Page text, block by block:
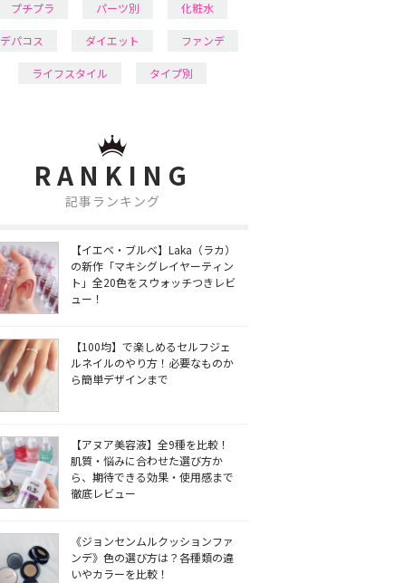
プチプラ パーツ別 化粧水
デパコス ダイエット ファンデ
ライフスタイル タイプ別
RANKING
記事ランキング
【イエベ・ブルベ】Laka（ラカ）
の新作「マキシグレイヤーティン
ト」全20色をスウォッチつきレビ
ュー！
【100均】で楽しめるセルフジェ
ルネイルのやり方！必要なものか
ら簡単デザインまで
【アヌア美容液】全9種を比較！
肌質・悩みに合わせた選び方か
ら、期待できる効果・使用感まで
徹底レビュー
《ジョンセンムルクッションファ
ンデ》色の選び方は？各種類の違
いやカラーを比較！